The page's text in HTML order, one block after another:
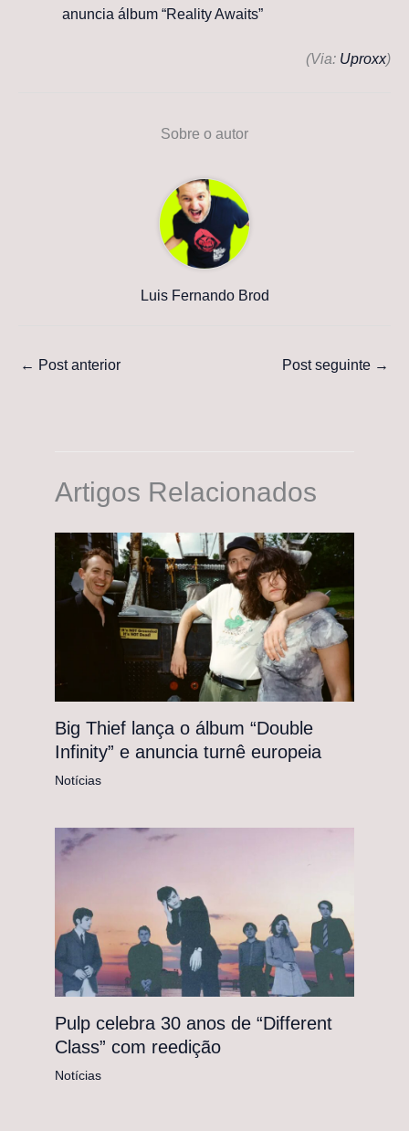
anuncia álbum “Reality Awaits”
(Via: Uproxx)
Sobre o autor
Luis Fernando Brod
← Post anterior Post seguinte →
Artigos Relacionados
Big Thief lança o álbum “Double
Infinity” e anuncia turnê europeia
Notícias
Pulp celebra 30 anos de “Different
Class” com reedição
Notícias